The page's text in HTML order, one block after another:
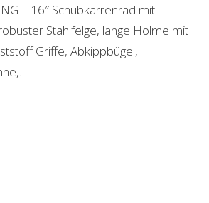
– 16″ Schubkarrenrad mit
Stahlfelge, lange Holme mit
Griffe, Abkippbügel,